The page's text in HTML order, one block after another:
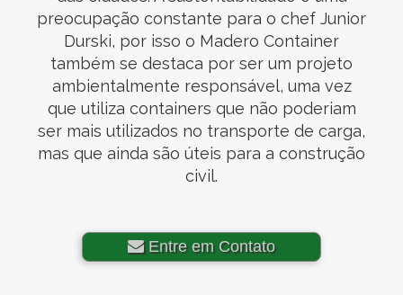
preocupação constante para o chef Junior
Durski, por isso o Madero Container
também se destaca por ser um projeto
ambientalmente responsável, uma vez
que utiliza containers que não poderiam
ser mais utilizados no transporte de carga,
mas que ainda são úteis para a construção
civil.
Entre em Contato